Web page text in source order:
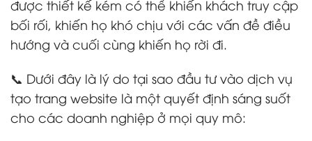
được thiết kế kém có thể khiến khách truy cập
bối rối, khiến họ khó chịu với các vấn đề điều
hướng và cuối cùng khiến họ rời đi.
📞 Dưới đây là lý do tại sao đầu tư vào dịch vụ
tạo trang website là một quyết định sáng suốt
cho các doanh nghiệp ở mọi quy mô: